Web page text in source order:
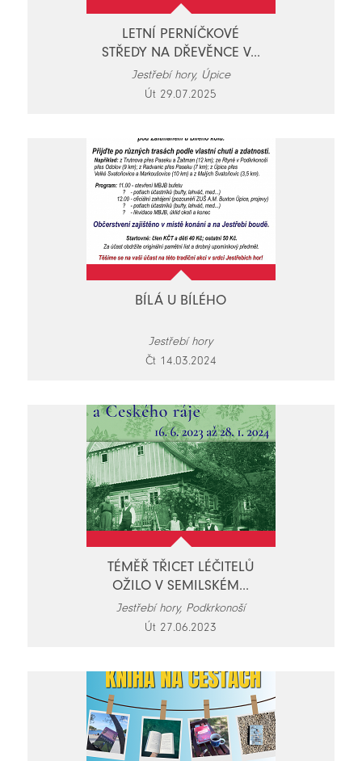
LETNÍ PERNÍČKOVÉ
STŘEDY NA DŘEVĚNCE V...
Jestřebí hory, Úpice
Út 29.07.2025
BÍLÁ U BÍLÉHO
Jestřebí hory
Čt 14.03.2024
TÉMĚŘ TŘICET LÉČITELŮ
OŽILO V SEMILSKÉM...
Jestřebí hory, Podkrkonoší
Út 27.06.2023